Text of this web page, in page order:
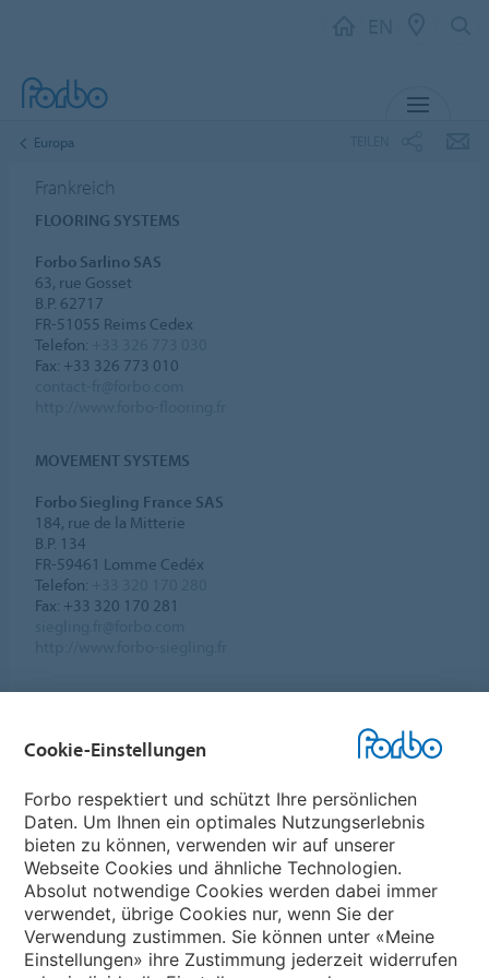
Europa
Frankreich
FLOORING SYSTEMS
Forbo Sarlino SAS
63, rue Gosset
B.P. 62717
FR-51055 Reims Cedex
Telefon:
Fax: +33 326 773 010
MOVEMENT SYSTEMS
Forbo Siegling France SAS
184, rue de la Mitterie
B.P. 134
FR-59461 Lomme Cedéx
Telefon:
Fax: +33 320 170 281
Forbo-Gruppe
Forbo Flooring Systems
Forbo Movement Systems
Cookie-Einstellungen
Forbo respektiert und schützt Ihre persönlichen
Daten. Um Ihnen ein optimales Nutzungserlebnis
bieten zu können, verwenden wir auf unserer
Webseite Cookies und ähnliche Technologien.
Absolut notwendige Cookies werden dabei immer
verwendet, übrige Cookies nur, wenn Sie der
Verwendung zustimmen. Sie können unter «Meine
Einstellungen» ihre Zustimmung jederzeit widerrufen